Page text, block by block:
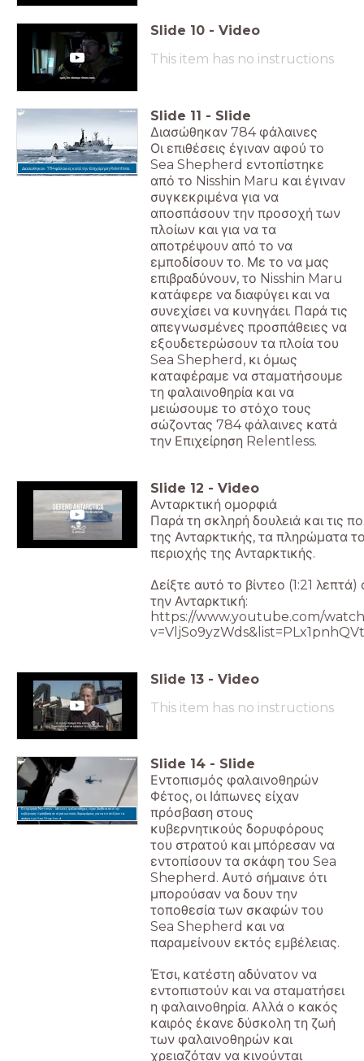
Slide 10 - Video
This item has no instructions
Διασώθηκαν 784 φάλαινες κατά την Επιχείρηση Relentless.
Slide 11 - Slide
Διασώθηκαν 784 φάλαινες
Οι επιθέσεις έγιναν αφού το
Sea Shepherd εντοπίστηκε
από το Nisshin Maru και έγιναν
συγκεκριμένα για να
αποσπάσουν την προσοχή των
πλοίων και για να τα
αποτρέψουν από το να
εμποδίσουν το. Με το να μας
επιβραδύνουν, το Nisshin Maru
κατάφερε να διαφύγει και να
συνεχίσει να κυνηγάει. Παρά τις
απεγνωσμένες προσπάθειες να
εξουδετερώσουν τα πλοία του
Sea Shepherd, κι όμως
καταφέραμε να σταματήσουμε
τη φαλαινοθηρία και να
μειώσουμε το στόχο τους
σώζοντας 784 φάλαινες κατά
την Επιχείρηση Relentless.
Slide 12 - Video
Ανταρκτική ομορφιά
Παρά τη σκληρή δουλειά και τις
της Ανταρκτικής, τα πληρώματα
περιοχής της Ανταρκτικής.
Δείξτε αυτό το βίντεο (1:21
την Ανταρκτική:
https://www.youtube.com/
Slide 13 - Video
This item has no instructions
Επιχείρηση Nemesis - Ιάπωνες φαλαινοθήρες είχαν βοήθεια από την
κυβέρνηση: πρόσβαση σε στρατιωτικούς δορυφόρους για να εντοπίζουν τα
σκάφη των Sea Shepherd.
Slide 14 - Slide
Εντοπισμός φαλαινοθηρών
Φέτος, οι Ιάπωνες είχαν
πρόσβαση στους
κυβερνητικούς δορυφόρους
του στρατού και μπόρεσαν να
εντοπίσουν τα σκάφη του Sea
Shepherd. Αυτό σήμαινε ότι
μπορούσαν να δουν την
τοποθεσία των σκαφών του
Sea Shepherd και να
παραμείνουν εκτός εμβέλειας.
Έτσι, κατέστη αδύνατον να
εντοπιστούν και να σταματήσει
η φαλαινοθηρία. Αλλά ο κακός
καιρός έκανε δύσκολη τη ζωή
των φαλαινοθηρών και
χρειαζόταν να κινούνται